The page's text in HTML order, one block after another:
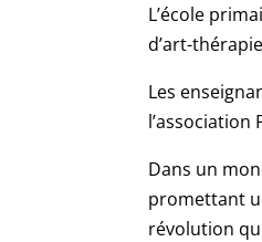
L’école
d’art-
Les
Dans un
promettant
révolution